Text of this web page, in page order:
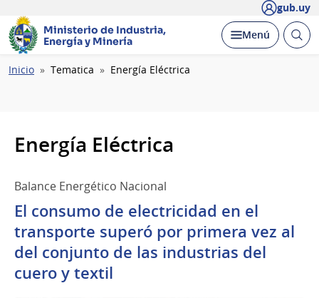
gub.uy
Ministerio de Industria,
Energía y Minería
Desplegar
Menú Abrir
Ruta
Inicio Tematica Energía Eléctrica
Energía Eléctrica
Balance Energético Nacional
El consumo de electricidad en el
transporte superó por primera vez al
del conjunto de las industrias del
cuero y textil